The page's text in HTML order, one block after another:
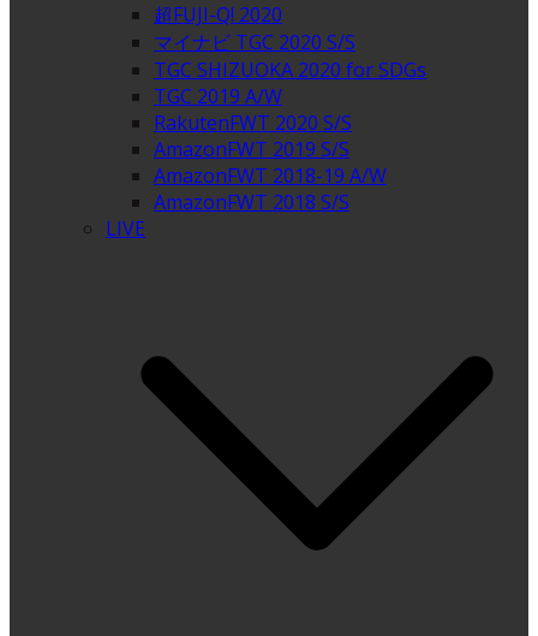
超FUJI-Q! 2020
マイナビ TGC 2020 S/S
TGC SHIZUOKA 2020 for SDGs
TGC 2019 A/W
RakutenFWT 2020 S/S
AmazonFWT 2019 S/S
AmazonFWT 2018-19 A/W
AmazonFWT 2018 S/S
LIVE